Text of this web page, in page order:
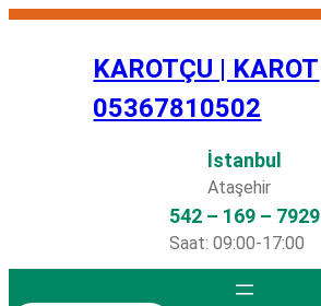
İçeriğe
KAROTÇU | KAROT
05367810502
İstanbul
Ataşehir
542 – 169 – 7929
Saat: 09:00-17:00